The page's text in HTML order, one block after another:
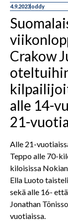
4.9.2023oddy
Crakow
alle 14-
21-
Alle 21-
Teppo alle 70-
kiloisissa
Ella Luoto
sekä alle 16-
Jonathan
vuotiaissa.